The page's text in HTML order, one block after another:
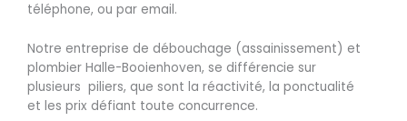
téléphone, ou par email.
Notre entreprise de débouchage (assainissement) et
plombier Halle-Booienhoven, se différencie sur
plusieurs piliers, que sont la réactivité, la ponctualité
et les prix défiant toute concurrence.